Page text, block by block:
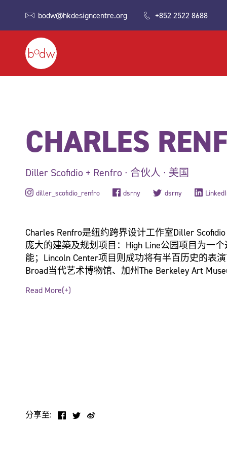
bodw@hkdesigncentre.org +852 2522 8688
CHARLES
Diller Scofidio + Renfro ∙ 合伙人 ∙ 美国
diller_scofidio_renfro dsrny dsrny
Charles Renfro是纽约跨界设计工作室Diller
庞大的建築及规划项目：High Line公园项目为一
能；Lincoln Center项目则成功将有半百历史的表
Broad当代艺术博物馆、加州The Berkeley Art
Vagelos Education Center及莫斯科Zaryadye
园Adelaide Contemporary的设计工作，以及两个
Read More(+)
分享至: